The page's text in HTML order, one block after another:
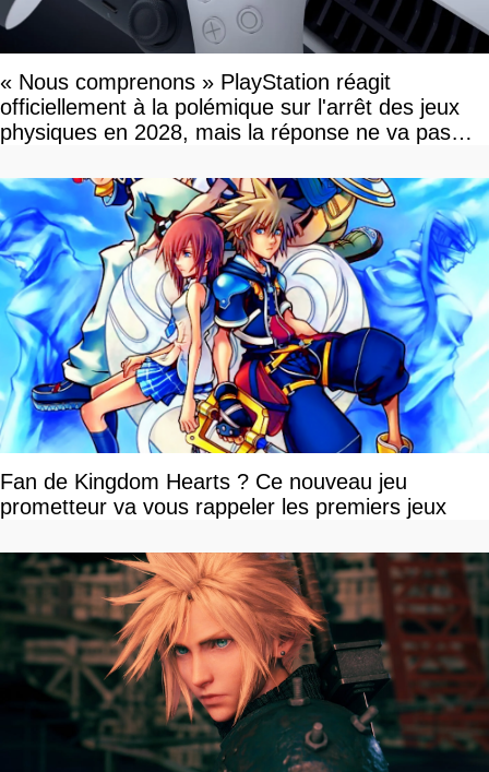
« Nous comprenons » PlayStation réagit
officiellement à la polémique sur l'arrêt des jeux
physiques en 2028, mais la réponse ne va pas
Fan de Kingdom Hearts ? Ce nouveau jeu
prometteur va vous rappeler les premiers jeux